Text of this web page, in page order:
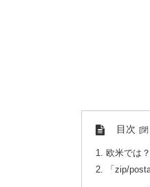
目次
欧米では？
「zip/